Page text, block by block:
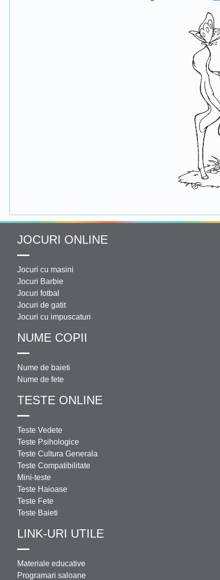
JOCURI ONLINE
Jocuri cu masini
Jocuri Barbie
Jocuri fotbal
Jocuri de gatit
Jocuri cu impuscaturi
NUME COPII
Nume de baieti
Nume de fete
TESTE ONLINE
Teste Vedete
Teste Psihologice
Teste Cultura Generala
Teste Compatibilitate
Mini-teste
Teste Haioase
Teste Fete
Teste Baieti
LINK-URI UTILE
Materiale educative
Programari saloane